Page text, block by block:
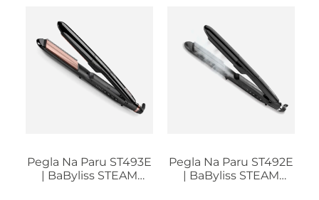
Pegla Na Paru ST493E
| BaByliss STEAM
Pegla Na Paru ST492E
| BaByliss STEAM